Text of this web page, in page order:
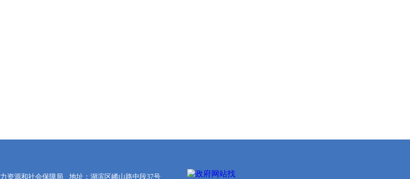
资源和社会保障局 地址：湖滨区崤山路中段37号